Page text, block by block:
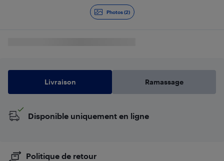
Photos (2)
Livraison Ramassage
Disponible uniquement en ligne
Politique de retour